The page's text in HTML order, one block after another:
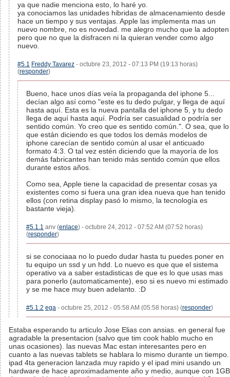
ya que nadie menciona esto, lo haré yo.
ya conociamos las unidades hibridas de almacenamiento desde
hace un tiempo y sus ventajas. Apple las implementa mas un
nuevo nombre, no es novedad. me alegro mucho que la adopten
pero que no que la disfracen ni la quieran vender como algo
nuevo.
#5.1 Freddy Tavarez - octubre 23, 2012 - 07:13 PM (19:13 horas)
(responder)
Bueno, hace unos días veía la propaganda del iphone 5...
decían algo así como "este es tu dedo pulgar, y llega de aquí
hasta aquí. Esta es la nueva pantalla del iphone 5, y tu dedo
llega de aquí hasta aquí. Podría ser casualidad o podría ser
sentido común. Yo creo que es sentido común.". O sea, que lo
que están diciendo es que todos los demás modelos de
iphone carecían de sentido común al usar el anticuado
formato 4:3. O tal vez estén diciendo que la mayoría de los
demás fabricantes han tenido más sentido común que ellos
durante estos años.
Como sea, Apple tiene la capacidad de presentar cosas ya
existentes como si fuera una gran idea nueva que han tenido
ellos (con retina display pasó lo mismo, la tecnología es
bastante vieja).
#5.1.1 anv (enlace) - octubre 24, 2012 - 07:52 AM (07:52 horas)
(responder)
si se conociaaa no lo puedo dudar hasta tu puedes poner en
tu equipo un ssd y un hdd. Lo nuevo es que que el sistema
operativo va a saber estadisticas de que es lo que usas mas
para ponerlo (automaticamente), eso si es nuevo mi estimado
y se me hace muy buen adelanto. :D
#5.1.2 ega - octubre 25, 2012 - 05:58 AM (05:58 horas) (responder)
Estaba esperando tu articulo Jose Elias con ansias. en general fue
agradable la presentacion (salvo que tim cook hablo mucho en
unas ocasiones). las nuevas Mac estan interesantes pero en
cuanto a las nuevas tablets se hablara lo mismo durante un tiempo.
ipad 4ta generacion lanzada muy rapido y el ipad mini usando un
hardware de hace aproximadamente año y medio, aunque con 1GB